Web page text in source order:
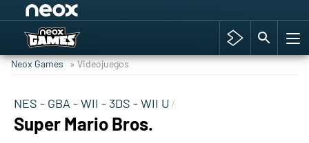
Hyrule Warriors: La Era del Cataclismo
Cyberpunk 2077
Neox Games » Videojuegos
NES - GBA - WII - 3DS - WII U
Super Mario Bros.